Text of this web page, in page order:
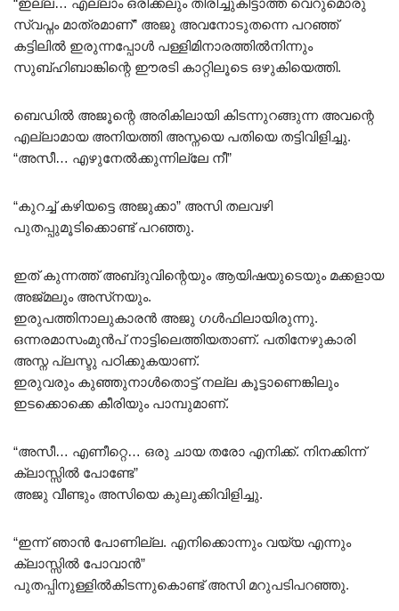
“ഇല്ല… എല്ലാം ഒരിക്കലും തിരിച്ചുകിട്ടാത്ത വെറുമൊരു
സ്വപ്നം മാത്രമാണ്” അജു അവനോടുതന്നെ പറഞ്ഞ്
കട്ടിലിൽ ഇരുന്നപ്പോൾ പള്ളിമിനാരത്തിൽനിന്നും
സുബ്ഹിബാങ്കിന്റെ ഈരടി കാറ്റിലൂടെ ഒഴുകിയെത്തി.
ബെഡിൽ അജൂന്റെ അരികിലായി കിടന്നുറങ്ങുന്ന അവന്റെ
എല്ലാമായ അനിയത്തി അസ്നയെ പതിയെ തട്ടിവിളിച്ചു.
“അസീ… എഴുനേൽക്കുന്നില്ലേ നീ”
“കുറച്ച് കഴിയട്ടെ അജുക്കാ” അസി തലവഴി
പുതപ്പുമൂടിക്കൊണ്ട് പറഞ്ഞു.
ഇത് കുന്നത്ത് അബ്‌ദുവിന്റെയും ആയിഷയുടെയും മക്കളായ
അജ്മലും അസ്‌നയും.
ഇരുപത്തിനാലുകാരൻ അജു ഗൾഫിലായിരുന്നു.
ഒന്നരമാസംമുൻപ് നാട്ടിലെത്തിയതാണ്. പതിനേഴുകാരി
അസ്ന പ്ലസ്ടു പഠിക്കുകയാണ്.
ഇരുവരും കുഞ്ഞുനാൾതൊട്ട് നല്ല കൂട്ടാണെങ്കിലും
ഇടക്കൊക്കെ കീരിയും പാമ്പുമാണ്.
“അസീ… എണീറ്റെ… ഒരു ചായ തരോ എനിക്ക്. നിനക്കിന്ന്
ക്ലാസ്സിൽ പോണ്ടേ”
അജു വീണ്ടും അസിയെ കുലുക്കിവിളിച്ചു.
“ഇന്ന് ഞാൻ പോണില്ല. എനിക്കൊന്നും വയ്യ എന്നും
ക്ലാസ്സിൽ പോവാൻ”
പുതപ്പിനുള്ളിൽകിടന്നുകൊണ്ട് അസി മറുപടിപറഞ്ഞു.